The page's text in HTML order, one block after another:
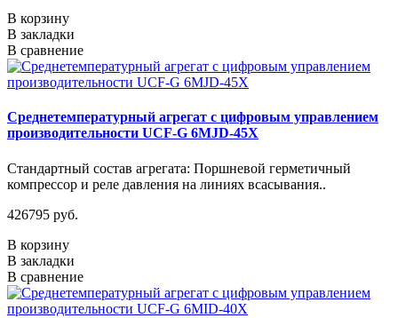
В корзину
В закладки
В сравнение
Среднетемпературный агрегат с цифровым управлением
производительности UCF-G 6MJD-45X
Стандартный состав агрегата: Поршневой герметичный
компрессор и реле давления на линиях всасывания..
426795 руб.
В корзину
В закладки
В сравнение